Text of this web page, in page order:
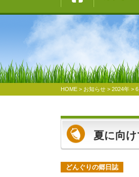
HOME > お知らせ > 2024年 > 6
夏に向け
どんぐりの郷日誌